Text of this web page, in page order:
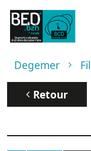
Skip to main
Degemer
Retour